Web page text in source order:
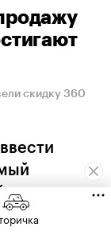
скидку 360